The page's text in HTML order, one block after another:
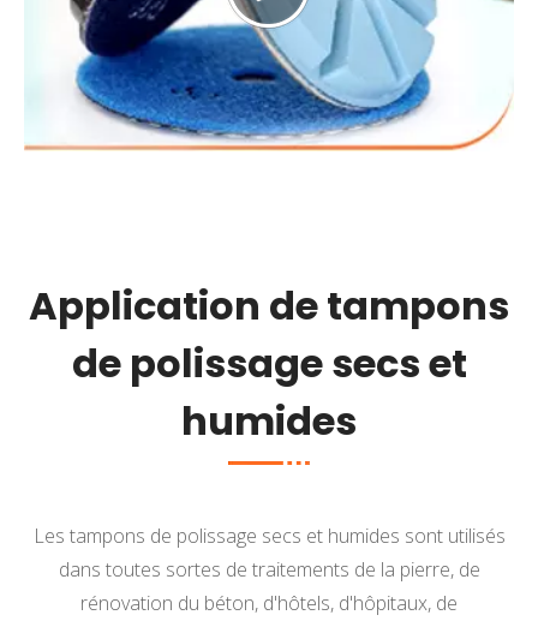
Application de tampons
de polissage secs et
humides
Les tampons de polissage secs et humides sont utilisés
dans toutes sortes de traitements de la pierre, de
rénovation du béton, d'hôtels, d'hôpitaux, de